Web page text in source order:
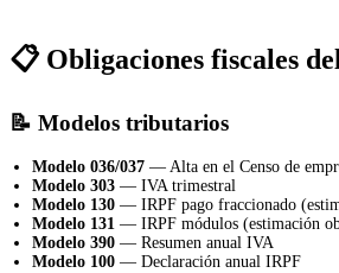
📋 Obligaciones fiscales
📝 Modelos tributarios
Modelo 036/037 — Alta en el Censo de
Modelo 303 — IVA trimestral
Modelo 130 — IRPF pago fraccionado
Modelo 131 — IRPF módulos (estimación
Modelo 390 — Resumen anual IVA
Modelo 100 — Declaración anual IRPF